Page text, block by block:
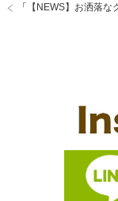
「 【NEWS】お洒落